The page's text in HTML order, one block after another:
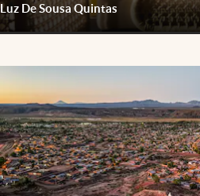
Luz De Sousa Quintas